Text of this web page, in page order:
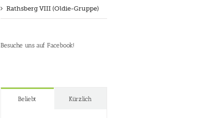
Rathsberg VIII (Oldie-Gruppe)
Besuche uns auf Facebook!
Beliebt Kürzlich